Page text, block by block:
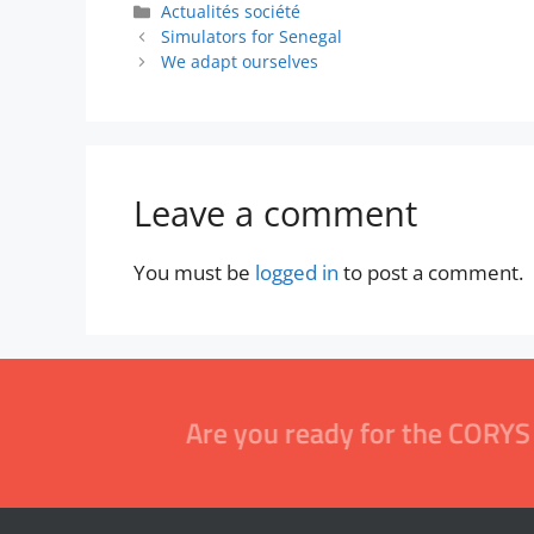
Actualités société
Simulators for Senegal
We adapt ourselves
Leave a comment
You must be logged in to post a comment.
Are you ready for the